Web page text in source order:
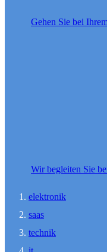
Gehen Sie bei
Wir begleiten Sie
elektronik
saas
technik